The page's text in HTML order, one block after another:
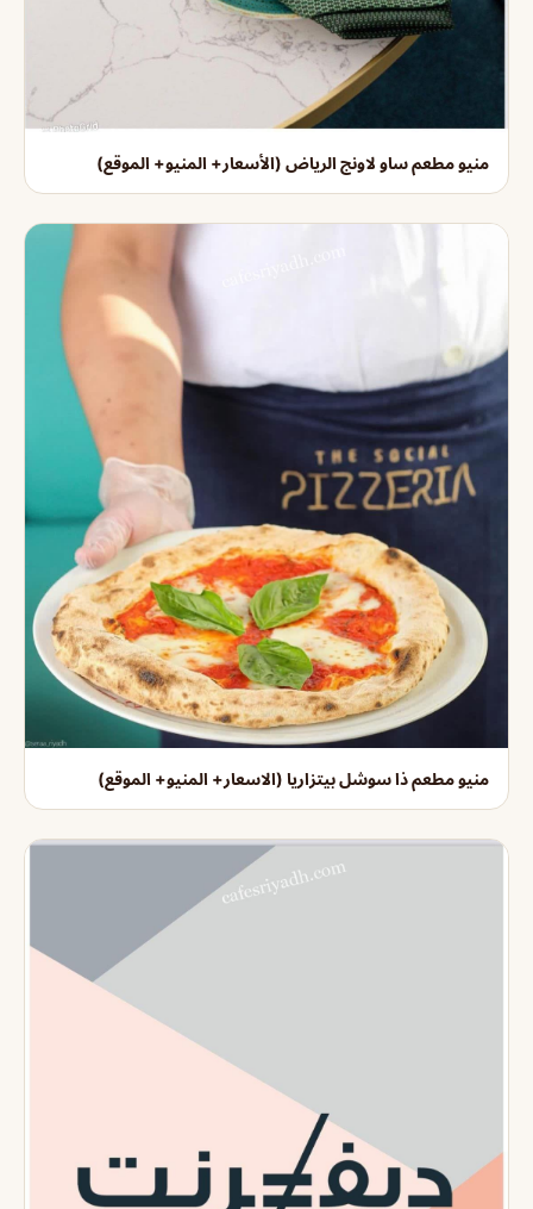
منيو مطعم ساو لاونج الرياض (الأسعار+ المنيو+ الموقع)
منيو مطعم ذا سوشل بيتزاريا (الاسعار+ المنيو+ الموقع)